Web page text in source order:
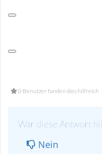
0 Benutzer fanden dies hilfreich
War diese Antwort
Nein